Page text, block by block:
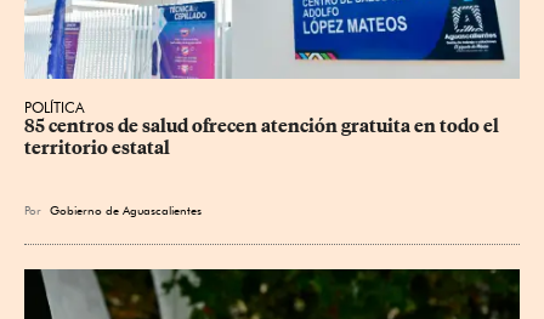
POLÍTICA
85 centros de salud ofrecen atención gratuita en todo el
territorio estatal
Por Gobierno de Aguascalientes